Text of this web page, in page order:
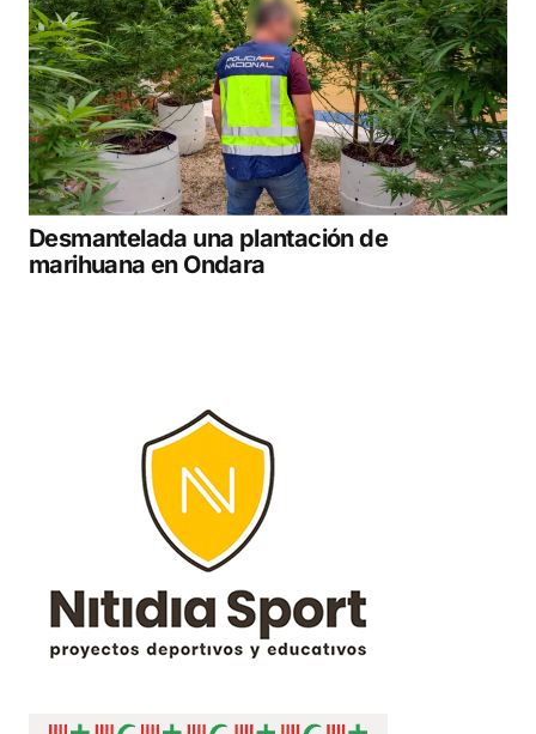
Desmantelada una plantación de
marihuana en Ondara